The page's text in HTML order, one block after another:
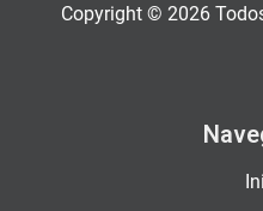
Copyright © 2026